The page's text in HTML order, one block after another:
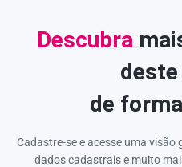
Descubra
deste
de
Cadastre-se e acesse uma
dados cadastrais e muito